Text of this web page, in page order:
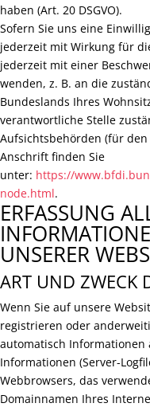
haben (Art. 20 DSGVO).
Sofern Sie uns eine
jederzeit mit Wirkung für
jederzeit mit einer
wenden, z. B. an die
Bundeslands Ihres
verantwortliche Stelle
Aufsichtsbehörden (für
Anschrift finden Sie
unter: https://
node.html.
ERFASSUNG
UNSERER
ART UND ZWECK
Wenn Sie auf unsere
registrieren oder
automatisch Informationen
Informationen (Server-
Webbrowsers, das
Domainnamen Ihres